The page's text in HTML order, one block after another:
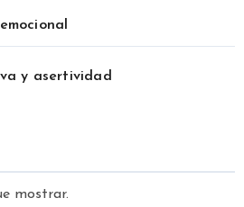
y asertividad
mostrar.